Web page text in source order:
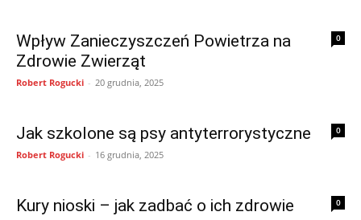
0
Wpływ Zanieczyszczeń Powietrza na
Zdrowie Zwierząt
Robert Rogucki - 20 grudnia, 2025
0
Jak szkolone są psy antyterrorystyczne
Robert Rogucki - 16 grudnia, 2025
0
Kury nioski – jak zadbać o ich zdrowie